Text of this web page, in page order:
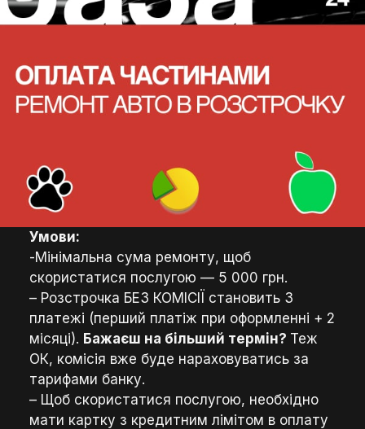
Умови:
-Мінімальна сума ремонту, щоб
скористатися послугою — 5 000 грн.
– Розстрочка БЕЗ КОМІСІЇ становить 3
платежі (перший платіж при оформленні + 2
місяці). Бажаєш на більший термін? Теж
ОК, комісія вже буде нараховуватись за
тарифами банку.
– Щоб скористатися послугою, необхідно
мати картку з кредитним лімітом в оплату